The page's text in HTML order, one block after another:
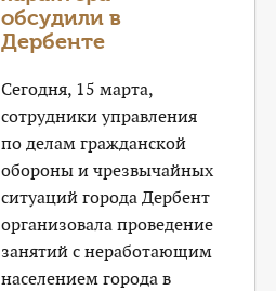
обсудили в
Дербенте
Сегодня, 15 марта,
сотрудники управления
по делам гражданской
обороны и чрезвычайных
ситуаций города Дербент
организовала проведение
занятий с неработающим
населением города в